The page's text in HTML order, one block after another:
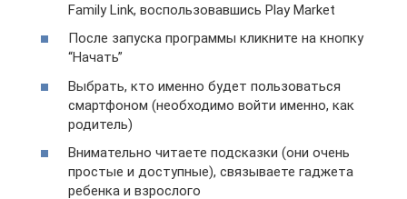
Family Link, воспользовавшись Play Market
После запуска программы кликните на кнопку
“Начать”
Выбрать, кто именно будет пользоваться
смартфоном (необходимо войти именно, как
родитель)
Внимательно читаете подсказки (они очень
простые и доступные), связываете гаджета
ребенка и взрослого